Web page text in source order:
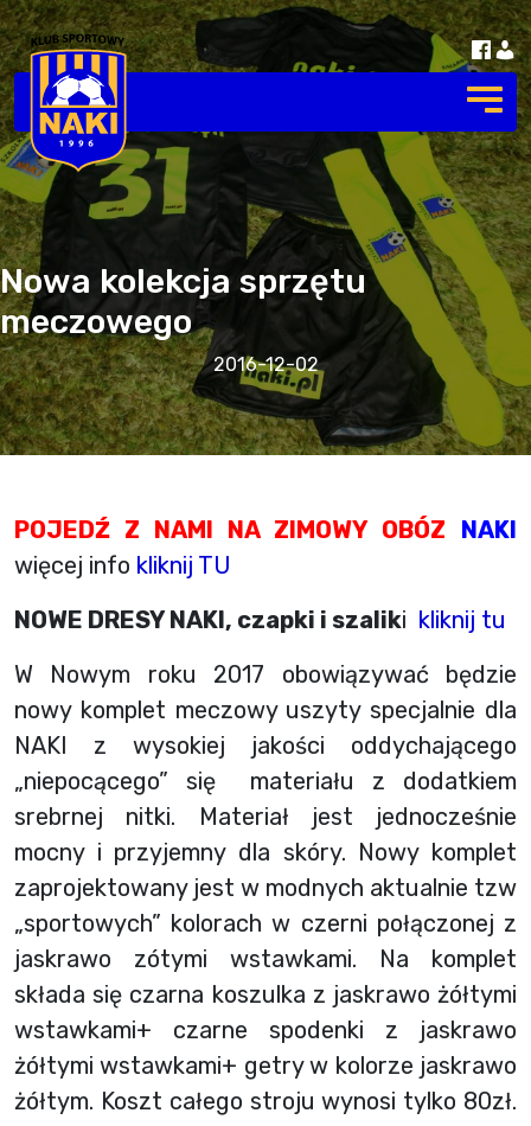
Nowa kolekcja sprzętu
meczowego
2016-12-02
POJEDŹ Z NAMI NA ZIMOWY OBÓZ
NAKI
więcej info kliknij TU
NOWE DRESY NAKI, czapki i szaliki kliknij tu
W Nowym roku 2017 obowiązywać będzie
nowy komplet meczowy uszyty specjalnie dla
NAKI z wysokiej jakości oddychającego
„niepocącego” się materiału z dodatkiem
srebrnej nitki. Materiał jest jednocześnie
mocny i przyjemny dla skóry. Nowy komplet
zaprojektowany jest w modnych aktualnie tzw
„sportowych” kolorach w czerni połączonej z
jaskrawo zótymi wstawkami. Na komplet
składa się czarna koszulka z jaskrawo żółtymi
wstawkami+ czarne spodenki z jaskrawo
żółtymi wstawkami+ getry w kolorze jaskrawo
żółtym. Koszt całego stroju wynosi tylko 80zł.